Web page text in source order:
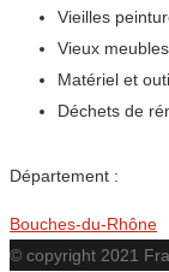
Vieilles
Vieux
Matériel et
Déchets de
Département :
Bouches-du-Rhône
© copyright 2021